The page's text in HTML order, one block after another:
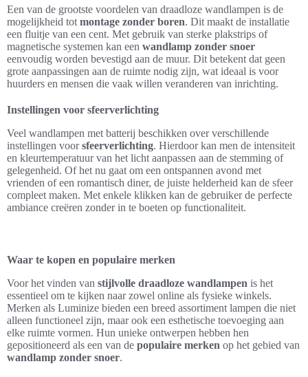
Een van de grootste voordelen van draadloze wandlampen is de
mogelijkheid tot montage zonder boren. Dit maakt de installatie
een fluitje van een cent. Met gebruik van sterke plakstrips of
magnetische systemen kan een wandlamp zonder snoer
eenvoudig worden bevestigd aan de muur. Dit betekent dat geen
grote aanpassingen aan de ruimte nodig zijn, wat ideaal is voor
huurders en mensen die vaak willen veranderen van inrichting.
Instellingen voor sfeerverlichting
Veel wandlampen met batterij beschikken over verschillende
instellingen voorsfeerverlichting. Hierdoor kan men de intensiteit
en kleurtemperatuur van het licht aanpassen aan de stemming of
gelegenheid. Of het nu gaat om een ontspannen avond met
vrienden of een romantisch diner, de juiste helderheid kan de sfeer
compleet maken. Met enkele klikken kan de gebruiker de perfecte
ambiance creëren zonder in te boeten op functionaliteit.
Waar te kopen en populaire merken
Voor het vinden van stijlvolle draadloze wandlampen is het
essentieel om te kijken naar zowel online als fysieke winkels.
Merken als Luminize bieden een breed assortiment lampen die niet
alleen functioneel zijn, maar ook een esthetische toevoeging aan
elke ruimte vormen. Hun unieke ontwerpen hebben hen
gepositioneerd als een van de populaire merken op het gebied van
wandlamp zonder snoer.